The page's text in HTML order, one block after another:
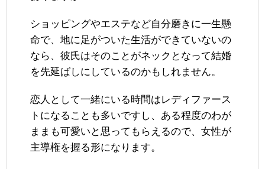
ショッピングやエステなど自分磨きに一生懸
命で、地に足がついた生活ができていないの
なら、彼氏はそのことがネックとなって結婚
を先延ばしにしているのかもしれません。
恋人として一緒にいる時間はレディファース
トになることも多いですし、ある程度のわが
ままも可愛いと思ってもらえるので、女性が
主導権を握る形になります。